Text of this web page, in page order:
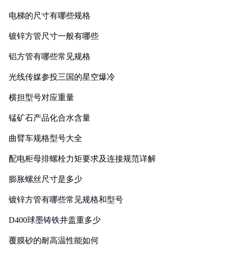
电梯的尺寸有哪些规格
镀锌方管尺寸一般有哪些
铝方管有哪些常见规格
光线传媒参投三国的星空爆冷
横担型号对应重量
锰矿石产品化合水含量
曲臂车规格型号大全
配电柜母排螺栓力矩要求及连接规范详解
膨胀螺丝尺寸是多少
镀锌方管有哪些常见规格和型号
D400球墨铸铁井盖重多少
覆膜砂的耐高温性能如何